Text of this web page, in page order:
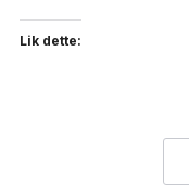
Lik dette: